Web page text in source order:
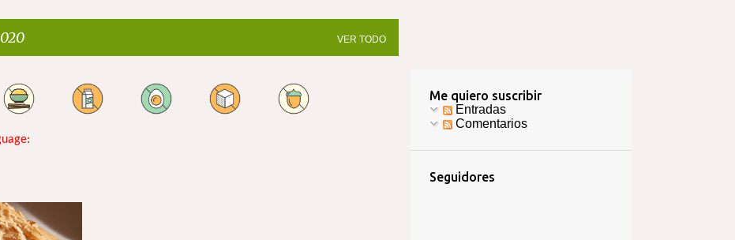
VER TODO
Me quiero suscribir
Entradas
Comentarios
Seguidores